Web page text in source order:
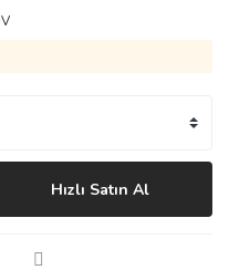
Hızlı Satın Al